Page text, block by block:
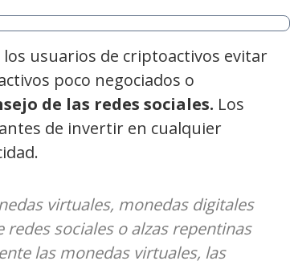
los usuarios de criptoactivos evitar
poco negociados o
de las redes sociales. Los
de invertir en cualquier
virtuales, monedas digitales
sociales o alzas repentinas
las monedas virtuales, las